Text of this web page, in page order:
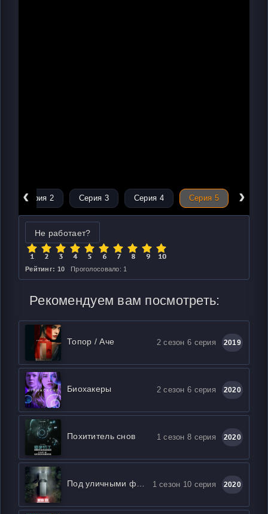
‹
Серия 2 Серия 3 Серия 4 Серия 5 ›
Не работает?
Рейтинг: 10 Проголосовало: 1
Рекомендуем вам посмотреть:
Топор / Аче 2 сезон 6 серия 2019
Биохакеры 2 сезон 6 серия 2020
Похититель снов 1 сезон 8 серия 2020
1 сезон 10 серия 2020